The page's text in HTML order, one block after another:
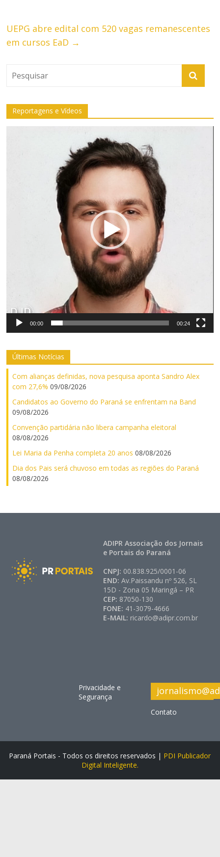
UEPG abre edital com 520 vagas remanescentes
em cursos EaD →
Reportagens e Vídeos
00:00 00:24
Últimas Notícias
Com alianças definidas, nova pesquisa aponta Sandro Alex
com 27,6% 09/08/2026
Candidatos ao Governo do Paraná se enfrentam na Band
09/08/2026
Convenção partidária não libera campanha eleitoral
08/08/2026
Lei Maria da Penha completa 20 anos 08/08/2026
Dia dos Pais será chuvoso em todas as regiões do Paraná
08/08/2026
ADIPR Associação dos Jornais
e Portais do Paraná
CNPJ: 00.838.925/0001-06
END:Av.Paissandu nº 526, SL
15D - Zona 05 Maringá – PR
CEP: 87050-130
FONE: 41-3079-4666
E-MAIL: ricardo@adipr.com.br
Privacidade e
Segurança
Contato
Paraná Portais - Todos os direitos reservados | PDI Publicador
Digital Inteligente.